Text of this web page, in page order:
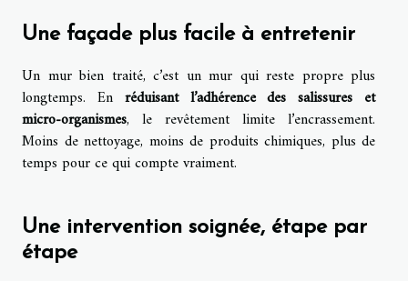
Une façade plus facile à entretenir
Un mur bien traité, c’est un mur qui reste propre plus
longtemps. En réduisant l’adhérence des salissures et
micro-organismes, le revêtement limite l’encrassement.
Moins de nettoyage, moins de produits chimiques, plus de
temps pour ce qui compte vraiment.
Une intervention soignée, étape par
étape